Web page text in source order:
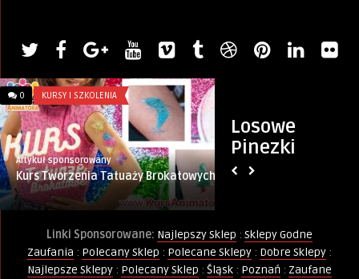
Losowe
Pinezki
0 KURSY I SZKOLENIA
Artykuł sponsorowany
Kurs Tworzenia Tatuaży Brokatowych
Linki Sponsorowane: Najlepszy Sklep : Sklepy Godne
Zaufania : Polecany Sklep : Polecane Sklepy : Dobre Sklepy :
Najlepsze Sklepy : Polecany Sklep : Śląsk : Poznań : Zaufane